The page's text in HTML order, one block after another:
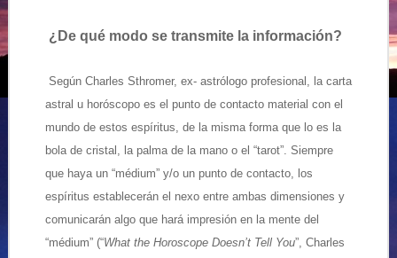
¿De qué modo se transmite la información?
Según Charles Sthromer, ex- astrólogo profesional, la carta
astral u horóscopo es el punto de contacto material con el
mundo de estos espíritus, de la misma forma que lo es la
bola de cristal, la palma de la mano o el “tarot”. Siempre
que haya un “médium” y/o un punto de contacto, los
espíritus establecerán el nexo entre ambas dimensiones y
comunicarán algo que hará impresión en la mente del
“médium” (“What the Horoscope Doesn’t Tell You”, Charles